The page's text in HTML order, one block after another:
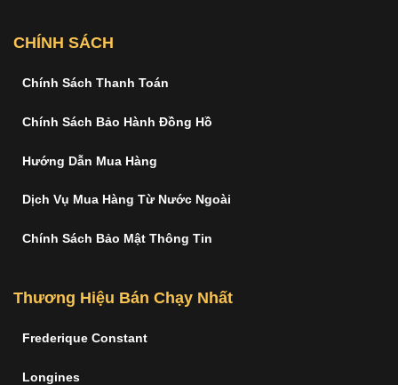
CHÍNH SÁCH
Chính Sách Thanh Toán
Chính Sách Bảo Hành Đồng Hồ
Hướng Dẫn Mua Hàng
Dịch Vụ Mua Hàng Từ Nước Ngoài
Chính Sách Bảo Mật Thông Tin
Thương Hiệu Bán Chạy Nhất
Frederique Constant
Longines